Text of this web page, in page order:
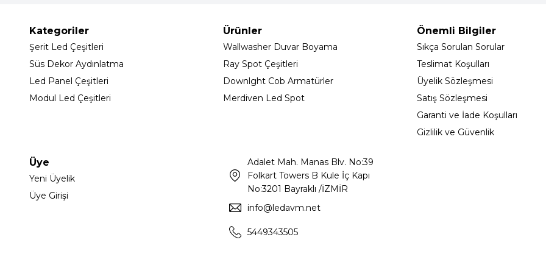
Kategoriler
Şerit Led Çeşitleri
Süs Dekor Aydınlatma
Led Panel Çeşitleri
Modul Led Çeşitleri
Ürünler
Wallwasher Duvar Boyama
Ray Spot Çeşitleri
Downlght Cob Armatürler
Merdiven Led Spot
Önemli Bilgiler
Sıkça Sorulan Sorular
Teslimat Koşulları
Üyelik Sözleşmesi
Satış Sözleşmesi
Garanti ve İade Koşulları
Gizlilik ve Güvenlik
Üye
Yeni Üyelik
Üye Girişi
Adalet Mah. Manas Blv. No:39
Folkart Towers B Kule İç Kapı
No:3201 Bayraklı /İZMİR
info@ledavm.net
5449343505